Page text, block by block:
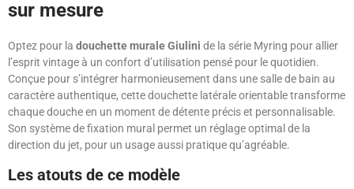
sur mesure
Optez pour la douchette murale Giulini de la série Myring pour allier
l’esprit vintage à un confort d’utilisation pensé pour le quotidien.
Conçue pour s’intégrer harmonieusement dans une salle de bain au
caractère authentique, cette douchette latérale orientable transforme
chaque douche en un moment de détente précis et personnalisable.
Son système de fixation mural permet un réglage optimal de la
direction du jet, pour un usage aussi pratique qu’agréable.
Les atouts de ce modèle